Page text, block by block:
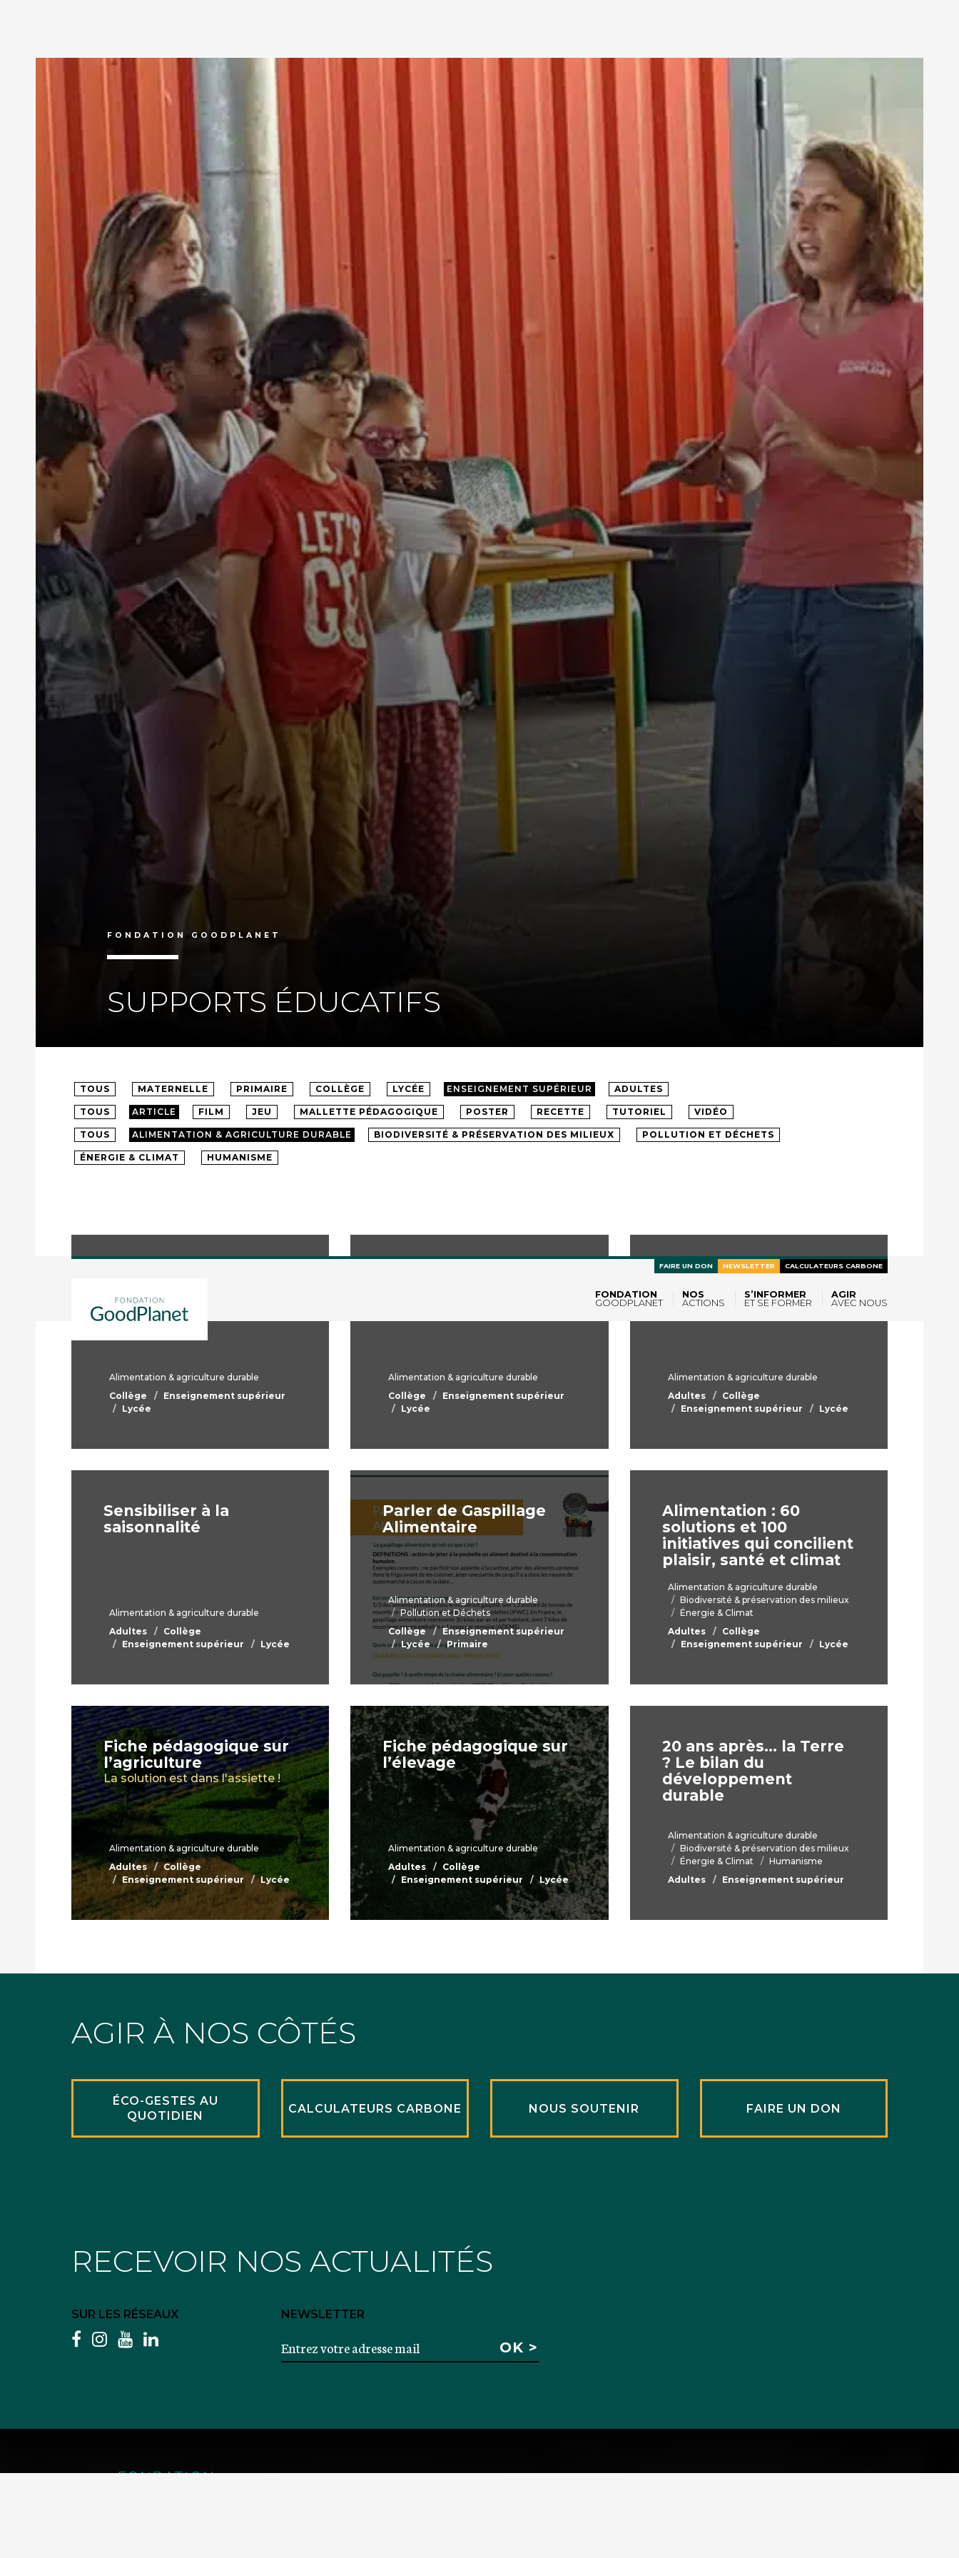
FONDATION
GOODPLANET
NOS
ACTIONS
S’INFORMER
ET SE FORMER
AGIR
AVEC NOUS
FAIRE UN DON NEWSLETTER CALCULATEURS CARBONE
FONDATION GOODPLANET
SUPPORTS ÉDUCATIFS
TOUS MATERNELLE PRIMAIRE COLLÈGE LYCÉE ENSEIGNEMENT SUPÉRIEUR ADULTES
TOUS ARTICLE FILM JEU MALLETTE PÉDAGOGIQUE POSTER RECETTE TUTORIEL VIDÉO
TOUS ALIMENTATION & AGRICULTURE DURABLE BIODIVERSITÉ & PRÉSERVATION DES MILIEUX POLLUTION ET DÉCHETS
ÉNERGIE & CLIMAT HUMANISME
Alimentation & agriculture durable
Collège
Enseignement supérieur
Lycée
Alimentation & agriculture durable
Collège
Enseignement supérieur
Lycée
Découvrir et
comprendre
l’agroécologie
Alimentation & agriculture durable
Adultes
Collège
Enseignement supérieur
Lycée
Sensibiliser à la
saisonnalité
Alimentation & agriculture durable
Adultes
Collège
Enseignement supérieur
Lycée
Parler de Gaspillage
Alimentaire
Alimentation & agriculture durable
Pollution et Déchets
Collège
Enseignement supérieur
Lycée
Primaire
Alimentation : 60
solutions et 100
initiatives qui concilient
plaisir, santé et climat
Alimentation & agriculture durable
Biodiversité & préservation des milieux
Énergie & Climat
Adultes
Collège
Enseignement supérieur
Lycée
Fiche pédagogique sur
l’agriculture
La solution est dans l'assiette !
Alimentation & agriculture durable
Adultes
Collège
Enseignement supérieur
Lycée
Fiche pédagogique sur
l’élevage
Alimentation & agriculture durable
Adultes
Collège
Enseignement supérieur
Lycée
20 ans après… la Terre
? Le bilan du
développement
durable
Alimentation & agriculture durable
Biodiversité & préservation des milieux
Énergie & Climat
Humanisme
Adultes
Enseignement supérieur
AGIR À NOS CÔTÉS
ÉCO-GESTES AU
QUOTIDIEN
CALCULATEURS CARBONE NOUS SOUTENIR FAIRE UN DON
RECEVOIR NOS ACTUALITÉS
SUR LES RÉSEAUX
facebook
instagram
youtubelinkedin
NEWSLETTER